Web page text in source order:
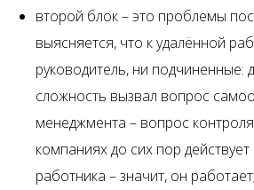
второй блок – это проблемы
выясняется, что к удалённой
руководитель, ни подчиненные:
сложность вызвал вопрос
менеджмента – вопрос
компаниях до сих пор
работника – значит, он